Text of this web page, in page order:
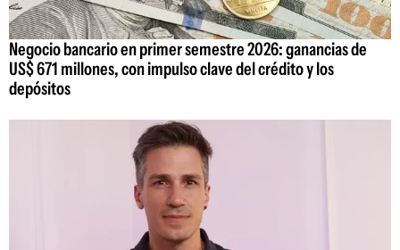
Negocio bancario en primer semestre 2026: ganancias de
US$ 671 millones, con impulso clave del crédito y los
depósitos